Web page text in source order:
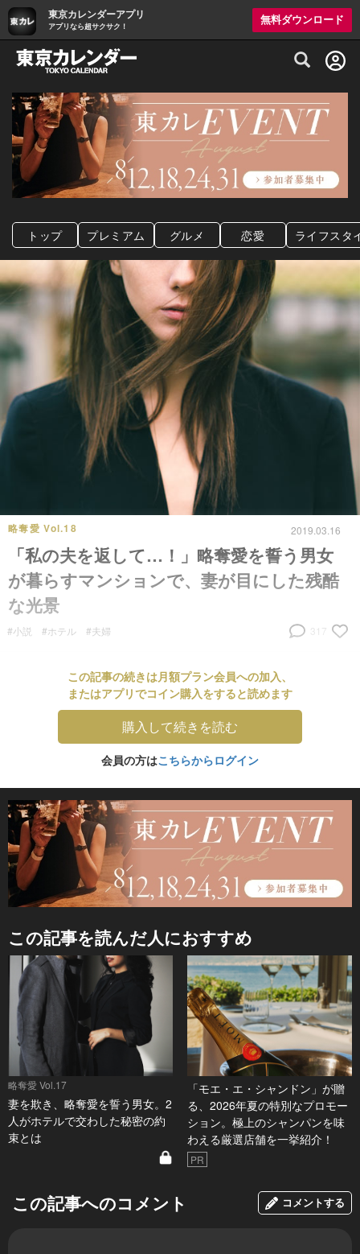
東京カレンダーアプリ
アプリなら超サクサク！
無料ダウンロード
グルメ情報・プレミアムレストラン予約
トップ プレミアム グルメ 恋愛 ライフスタ
略奪愛 Vol.18 2019.03.16
「私の夫を返して…！」略奪愛を誓う男女
が暮らすマンションで、妻が目にした残酷
な光景
#小説 #ホテル #夫婦 317
この記事の続きは月額プラン会員への加入、
またはアプリでコイン購入をすると読めます
購入して続きを読む
会員の方はこちらからログイン
この記事を読んだ人におすすめ
略奪愛 Vol.17
妻を欺き、略奪愛を誓う男女。2
人がホテルで交わした秘密の約
束とは
「モエ・エ・シャンドン」が贈
る、2026年夏の特別なプロモー
ション。極上のシャンパンを味
わえる厳選店舗を一挙紹介！
PR
この記事へのコメント コメントする